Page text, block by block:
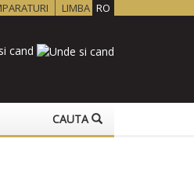
LIMBA RO
cand
CAUTA